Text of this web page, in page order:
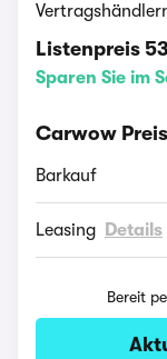
Listenpreis
Sparen Sie im
Carwow
Barkauf
Leasing Details
Bereit